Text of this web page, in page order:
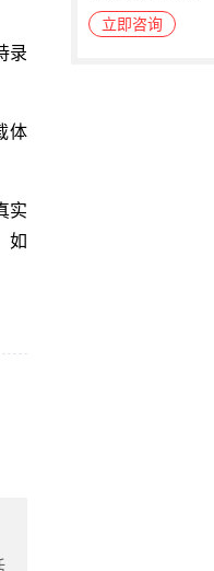
录
体
实
如
立即咨询